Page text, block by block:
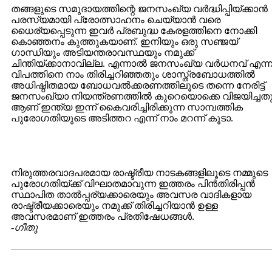
തങ്ങളുടെ സമുദായത്തിന്റെ ജനസംഖ്യ വര്‍ദ്ധിപ്പിയ്ക്കാന്‍
പരസ്യമായി പ്രോത്സാഹനം ചെയ്യാന്‍ വരെ
ധൈര്യപ്പെടുന്ന ഇവര്‍ പ്രബുദ്ധ കേരളത്തിനെ നോക്കി
കൊഞ്ഞനം കുത്തുകയാണ്. ഇനിയും ഒരു സഞ്ജയ്
ഗാന്ധിയും അടിയന്തരാവസ്ഥയും നമുക്ക്
ചിന്തിയ്ക്കാനാവില്ല. എന്നാല്‍ ജനസംഖ്യ വര്‍ധനവ് എന്ന
വിപത്തിനെ നാം തിരിച്ചറിഞ്ഞതും ശാസ്ത്രബോധത്തില്‍
അധിഷ്ഠിതമായ ബോധവല്‍ക്കരണത്തിലൂടെ തന്നെ നേരിട്ട്
ജനസംഖ്യാ നിയന്ത്രണത്തില്‍ കുറെയൊക്കെ
ആണ് ഇന്ത്യ ഇന്ന് കൈവരിച്ചിരിക്കുന്ന സാമ്പത്തിക
പുരോഗതിയുടെ അടിത്തറ എന്ന് നാം മറന്ന് കൂടാ.
നിരുത്തരവാദപരമായ രാഷ്ട്രീയ നാടകങ്ങളിലൂടെ നമ്മുടെ
പുരോഗതിയ്ക്ക് വിഘാതമാവുന്ന ഇത്തരം പിന്‍തിരിപ്പന്‍
സ്ഥാപിത താല്‍പ്പര്യക്കാരെയും അവസര വാദികളായ
രാഷ്ട്രീയക്കാരെയും നമുക്ക് തിരിച്ചറിയാന്‍ ഉള്ള
അവസരമാണ് ഇത്തരം പ്രതിഷേധങ്ങള്‍.
-ഗീതു